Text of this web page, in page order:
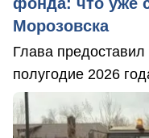
Морозовска
Глава предоставил
полугодие 2026